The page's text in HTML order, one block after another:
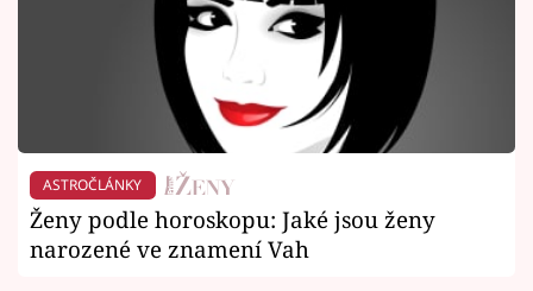
ASTROČLÁNKY
Ženy podle horoskopu: Jaké jsou ženy
narozené ve znamení Vah